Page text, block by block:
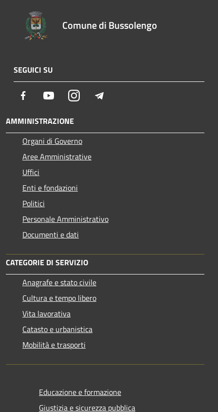
Comune di Bussolengo
SEGUICI SU
Facebook YoutubeInstagram
AMMINISTRAZIONE
Organi di Governo
Aree Amministrative
Uffici
Enti e fondazioni
Politici
Personale Amministrativo
Documenti e dati
CATEGORIE DI SERVIZIO
Anagrafe e stato civile
Cultura e tempo libero
Vita lavorativa
Catasto e urbanistica
Mobilità e trasporti
Educazione e formazione
Giustizia e sicurezza pubblica